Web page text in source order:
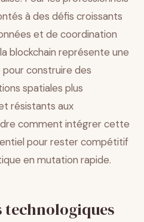
à des défis croissants
et de coordination
blockchain représente une
construire des
spatiales plus
résistants aux
comment intégrer cette
pour rester compétitif
en mutation rapide.
technologiques